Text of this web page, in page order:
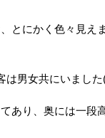
とにかく色々見え
は男女共にいました
あり、奥には一段